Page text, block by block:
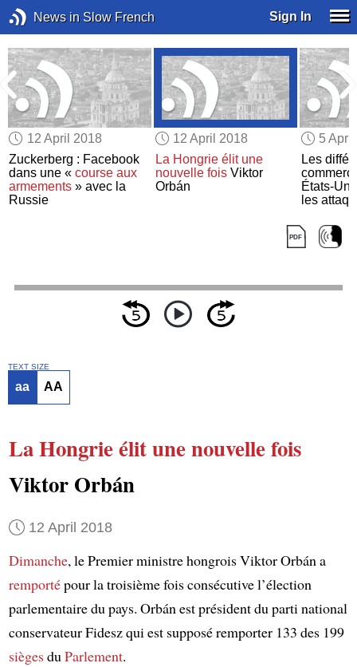
News in Slow French Sign In
12 April 2018
Zuckerberg : Facebook
dans une «course aux
armements » avec la
Russie
12 April 2018
La Hongrie élit une
nouvelle foisViktor
Orbán
5
Les
États-
les
chuterles
boursiers
TEXT SIZE
aa AA
La Hongrieélitune nouvelle fois
Viktor Orbán
12 April 2018
Dimanche, le Premier ministre hongrois Viktor Orbán a
remportépour la troisième fois consécutive l’élection
parlementaire du pays. Orbán est président du parti national
conservateur Fidesz qui est supposé remporter 133 des 199
siègesduParlement.